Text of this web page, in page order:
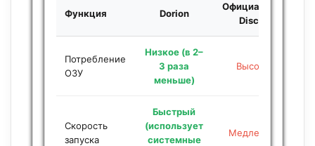
Функция Dorion
Официальный
Discord
Потребление
ОЗУ
Низкое (в 2–
3 раза
меньше)
Высокое
Скорость
запуска
Быстрый
(использует
системные
Медленный